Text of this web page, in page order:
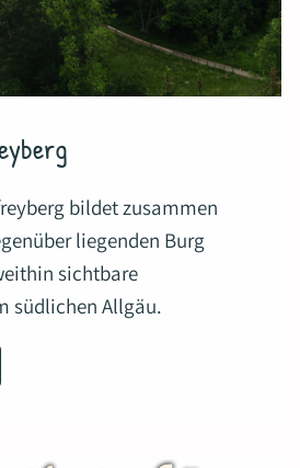
bildet zusammen
liegenden Burg
sichtbare
südlichen Allgäu.